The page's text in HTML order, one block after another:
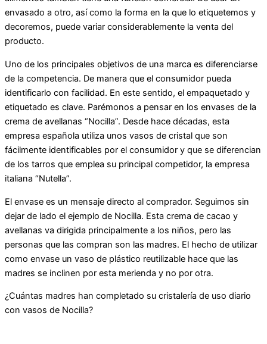
envasado a otro, así como la forma en la que lo etiquetemos y
decoremos, puede variar considerablemente la venta del
producto.
Uno de los principales objetivos de una marca es diferenciarse
de la competencia. De manera que el consumidor pueda
identificarlo con facilidad. En este sentido, el empaquetado y
etiquetado es clave. Parémonos a pensar en los envases de la
crema de avellanas “Nocilla”. Desde hace décadas, esta
empresa española utiliza unos vasos de cristal que son
fácilmente identificables por el consumidor y que se diferencian
de los tarros que emplea su principal competidor, la empresa
italiana “Nutella”.
El envase es un mensaje directo al comprador. Seguimos sin
dejar de lado el ejemplo de Nocilla. Esta crema de cacao y
avellanas va dirigida principalmente a los niños, pero las
personas que las compran son las madres. El hecho de utilizar
como envase un vaso de plástico reutilizable hace que las
madres se inclinen por esta merienda y no por otra.
¿Cuántas madres han completado su cristalería de uso diario
con vasos de Nocilla?